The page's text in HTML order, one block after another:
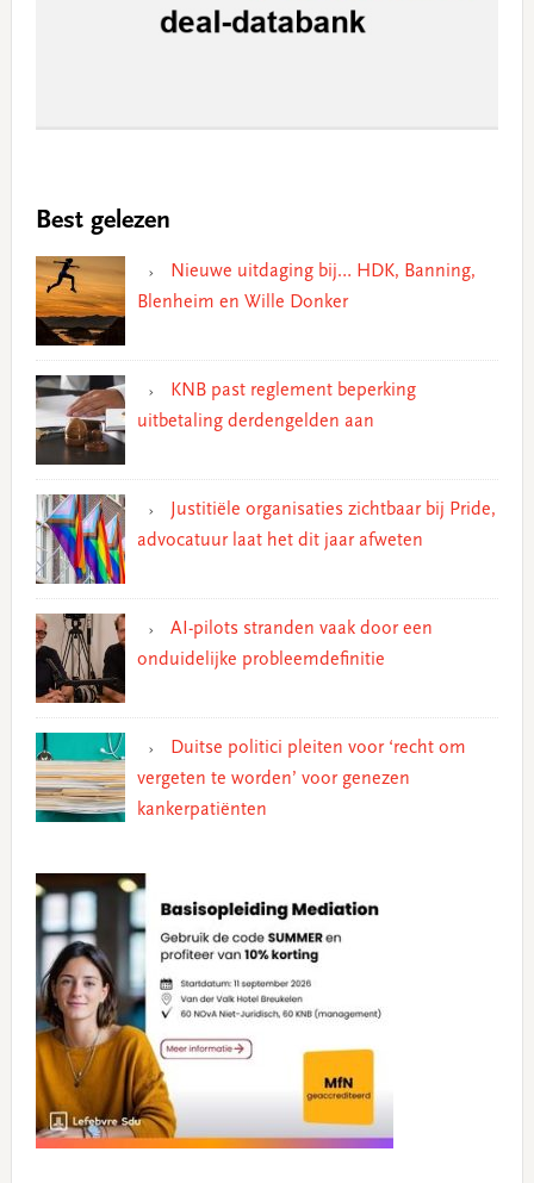
Best gelezen
Nieuwe uitdaging bij… HDK, Banning,
Blenheim en Wille Donker
KNB past reglement beperking
uitbetaling derdengelden aan
Justitiële organisaties zichtbaar bij Pride,
advocatuur laat het dit jaar afweten
AI-pilots stranden vaak door een
onduidelijke probleemdefinitie
Duitse politici pleiten voor ‘recht om
vergeten te worden’ voor genezen
kankerpatiënten